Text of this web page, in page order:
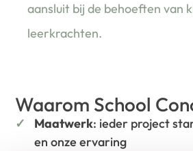
aansluit bij de behoeften van
leerkrachten.
Waarom School
Maatwerk: ieder project
en onze ervaring